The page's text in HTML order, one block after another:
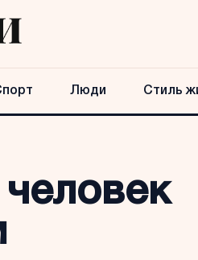
Люди Стиль